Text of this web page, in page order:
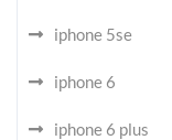
iphone 5se
iphone 6
iphone 6 plus